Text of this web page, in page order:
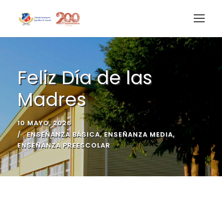
Feliz Día de las
Madres
10 MAYO, 2026
ENSEÑANZA BÁSICA, ENSEÑANZA MEDIA,
ENSEÑANZA PREESCOLAR